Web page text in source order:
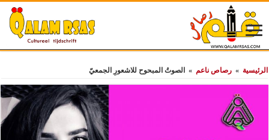
الرئيسية » رصاص ناعم » الصوتُ المبحوح للاشعورِ الجمعيّ